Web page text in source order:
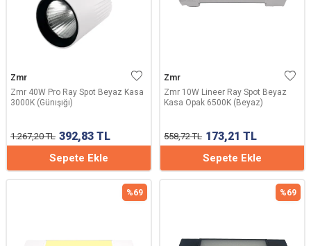
Zmr
Zmr 40W Pro Ray Spot Beyaz Kasa
3000K (Günışığı)
1.267,20TL 392,83 TL
Sepete Ekle
Zmr
Zmr 10W Lineer Ray Spot Beyaz
Kasa Opak 6500K (Beyaz)
558,72TL 173,21 TL
Sepete Ekle
%69 %69